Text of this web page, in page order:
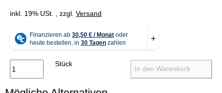
inkl. 19% USt. , zzgl. Versand
Stück
In den Warenkorb